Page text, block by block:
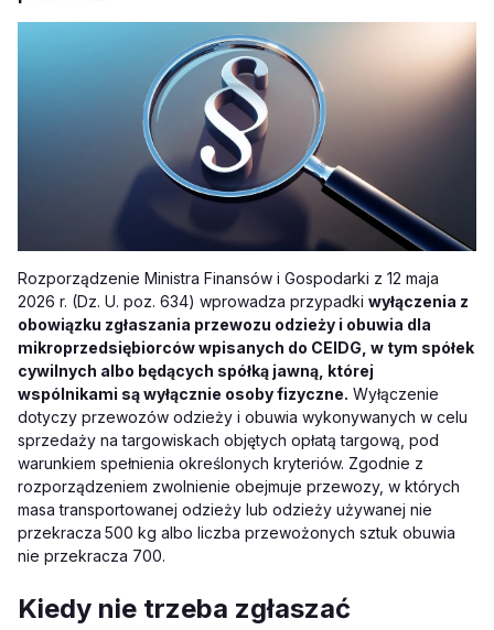
Rozporządzenie Ministra Finansów i Gospodarki z 12 maja
2026 r. (Dz. U. poz. 634) wprowadza przypadki wyłączenia z
obowiązku zgłaszania przewozu odzieży i obuwia dla
mikroprzedsiębiorców wpisanych do CEIDG, w tym spółek
cywilnych albo będących spółką jawną, której
wspólnikami są wyłącznie osoby fizyczne. Wyłączenie
dotyczy przewozów odzieży i obuwia wykonywanych w celu
sprzedaży na targowiskach objętych opłatą targową, pod
warunkiem spełnienia określonych kryteriów. Zgodnie z
rozporządzeniem zwolnienie obejmuje przewozy, w których
masa transportowanej odzieży lub odzieży używanej nie
przekracza 500 kg albo liczba przewożonych sztuk obuwia
nie przekracza 700.
Kiedy nie trzeba zgłaszać